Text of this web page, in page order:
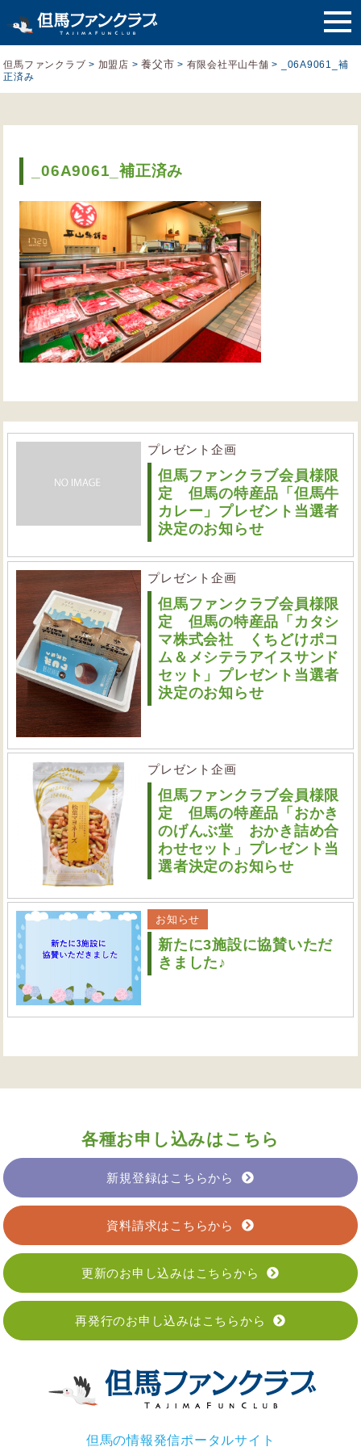
但馬ファンクラブ > 加盟店 >養父市 > 有限会社平山牛舗 >
_06A9061_補
正済み
_06A9061_補正済み
プレゼント企画
但馬ファンクラブ会員様限
定 但馬の特産品「但馬牛
カレー」プレゼント当選者
決定のお知らせ
プレゼント企画
但馬ファンクラブ会員様限
定 但馬の特産品「カタシ
マ株式会社 くちどけポコ
ム＆メシテラアイスサンド
セット」プレゼント当選者
決定のお知らせ
プレゼント企画
但馬ファンクラブ会員様限
定 但馬の特産品「おかき
のげんぶ堂 おかき詰め合
わせセット」プレゼント当
選者決定のお知らせ
お知らせ
新たに3施設に協賛いただ
きました♪
各種お申し込みはこちら
新規登録はこちらから
資料請求はこちらから
更新のお申し込みはこちらから
再発行のお申し込みはこちらから
但馬の情報発信ポータルサイト